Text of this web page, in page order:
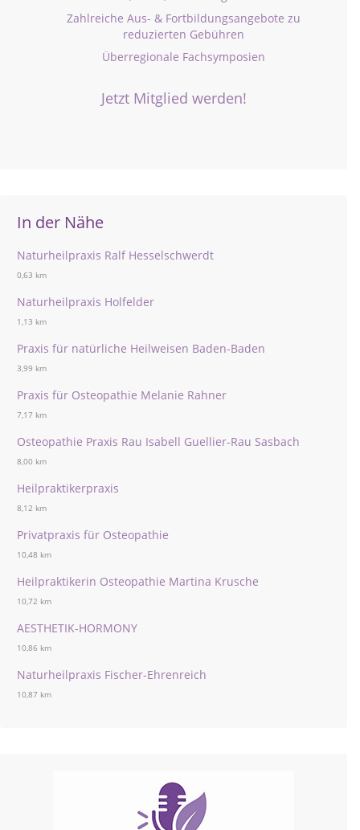
Zahlreiche Aus- & Fortbildungsangebote zu
reduzierten Gebühren
Überregionale Fachsymposien
Jetzt Mitglied werden!
In der Nähe
Naturheilpraxis Ralf Hesselschwerdt
0,63 km
Naturheilpraxis Holfelder
1,13 km
Praxis für natürliche Heilweisen Baden-Baden
3,99 km
Praxis für Osteopathie Melanie Rahner
7,17 km
Osteopathie Praxis Rau Isabell Guellier-Rau Sasbach
8,00 km
Heilpraktikerpraxis
8,12 km
Privatpraxis für Osteopathie
10,48 km
Heilpraktikerin Osteopathie Martina Krusche
10,72 km
AESTHETIK-HORMONY
10,86 km
Naturheilpraxis Fischer-Ehrenreich
10,87 km